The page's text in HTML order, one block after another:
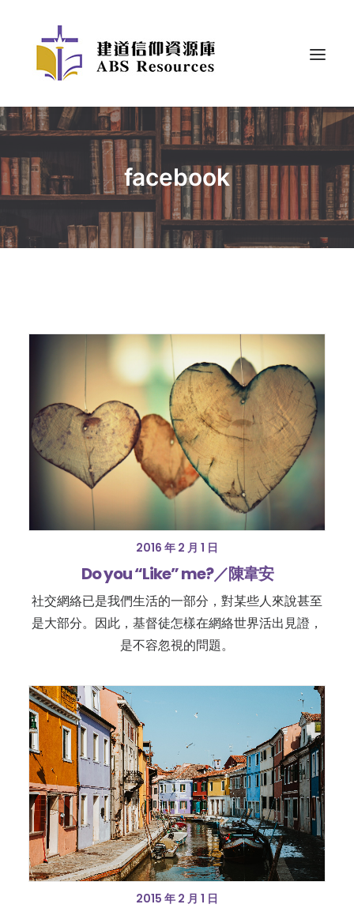
facebook
2016 年 2 月 1 日
Do you “Like” me?／陳韋安
社交網絡已是我們生活的一部分，對某些人來說甚至
是大部分。因此，基督徒怎樣在網絡世界活出見證，
是不容忽視的問題。
2015 年 2 月 1 日